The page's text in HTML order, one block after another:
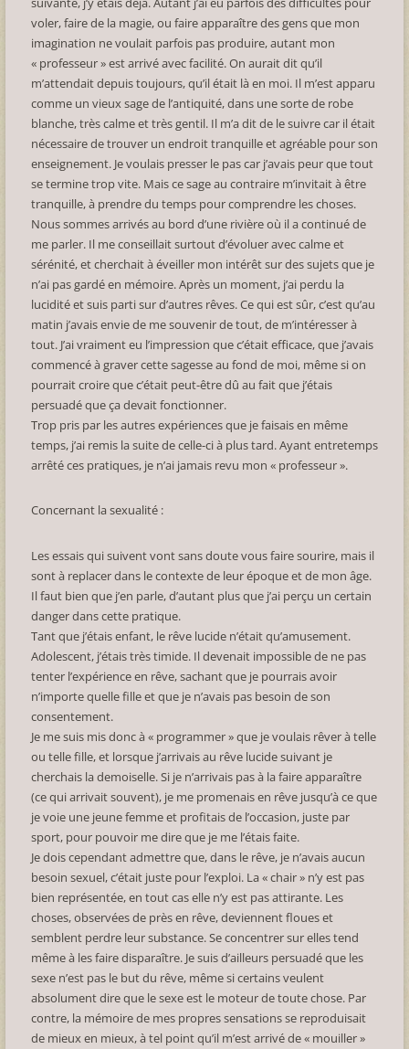
voler, faire de la magie, ou faire apparaître des gens que mon
imagination ne voulait parfois pas produire, autant mon
« professeur » est arrivé avec facilité. On aurait dit qu’il
m’attendait depuis toujours, qu’il était là en moi. Il m’est apparu
comme un vieux sage de l’antiquité, dans une sorte de robe
blanche, très calme et très gentil. Il m’a dit de le suivre car il était
nécessaire de trouver un endroit tranquille et agréable pour son
enseignement. Je voulais presser le pas car j’avais peur que tout
se termine trop vite. Mais ce sage au contraire m’invitait à être
tranquille, à prendre du temps pour comprendre les choses.
Nous sommes arrivés au bord d’une rivière où il a continué de
me parler. Il me conseillait surtout d’évoluer avec calme et
sérénité, et cherchait à éveiller mon intérêt sur des sujets que je
n’ai pas gardé en mémoire. Après un moment, j’ai perdu la
lucidité et suis parti sur d’autres rêves. Ce qui est sûr, c’est qu’au
matin j’avais envie de me souvenir de tout, de m’intéresser à
tout. J’ai vraiment eu l’impression que c’était efficace, que j’avais
commencé à graver cette sagesse au fond de moi, même si on
pourrait croire que c’était peut-être dû au fait que j’étais
persuadé que ça devait fonctionner.
Trop pris par les autres expériences que je faisais en même
temps, j’ai remis la suite de celle-ci à plus tard. Ayant entretemps
arrêté ces pratiques, je n’ai jamais revu mon « professeur ».
Concernant la sexualité :
Les essais qui suivent vont sans doute vous faire sourire, mais il
sont à replacer dans le contexte de leur époque et de mon âge.
Il faut bien que j’en parle, d’autant plus que j’ai perçu un certain
danger dans cette pratique.
Tant que j’étais enfant, le rêve lucide n’était qu’amusement.
Adolescent, j’étais très timide. Il devenait impossible de ne pas
tenter l’expérience en rêve, sachant que je pourrais avoir
n’importe quelle fille et que je n’avais pas besoin de son
consentement.
Je me suis mis donc à « programmer » que je voulais rêver à telle
ou telle fille, et lorsque j’arrivais au rêve lucide suivant je
cherchais la demoiselle. Si je n’arrivais pas à la faire apparaître
(ce qui arrivait souvent), je me promenais en rêve jusqu’à ce que
je voie une jeune femme et profitais de l’occasion, juste par
sport, pour pouvoir me dire que je me l’étais faite.
Je dois cependant admettre que, dans le rêve, je n’avais aucun
besoin sexuel, c’était juste pour l’exploi. La « chair » n’y est pas
bien représentée, en tout cas elle n’y est pas attirante. Les
choses, observées de près en rêve, deviennent floues et
semblent perdre leur substance. Se concentrer sur elles tend
même à les faire disparaître. Je suis d’ailleurs persuadé que les
sexe n’est pas le but du rêve, même si certains veulent
absolument dire que le sexe est le moteur de toute chose. Par
contre, la mémoire de mes propres sensations se reproduisait
de mieux en mieux, à tel point qu’il m’est arrivé de « mouiller »